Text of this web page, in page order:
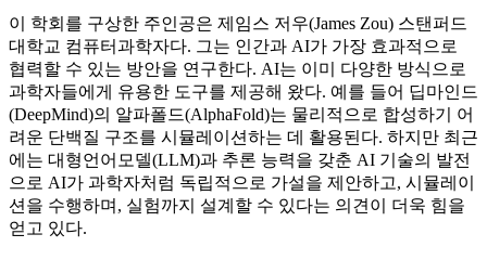
이 학회를 구상한 주인공은 제임스 저우(James Zou) 스탠퍼드
대학교 컴퓨터과학자다. 그는 인간과 AI가 가장 효과적으로
협력할 수 있는 방안을 연구한다. AI는 이미 다양한 방식으로
과학자들에게 유용한 도구를 제공해 왔다. 예를 들어 딥마인드
(DeepMind)의 알파폴드(AlphaFold)는 물리적으로 합성하기 어
려운 단백질 구조를 시뮬레이션하는 데 활용된다. 하지만 최근
에는 대형언어모델(LLM)과 추론 능력을 갖춘 AI 기술의 발전
으로 AI가 과학자처럼 독립적으로 가설을 제안하고, 시뮬레이
션을 수행하며, 실험까지 설계할 수 있다는 의견이 더욱 힘을
얻고 있다.